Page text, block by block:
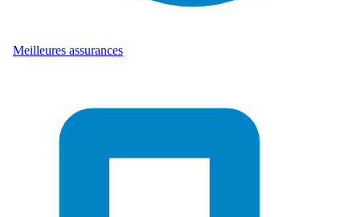
Meilleures assurances